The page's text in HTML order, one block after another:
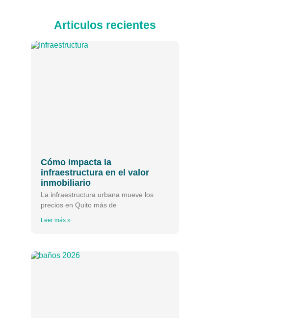
Articulos recientes
Cómo impacta la
infraestructura en el valor
inmobiliario
La infraestructura urbana mueve los
precios en Quito más de
Leer más »